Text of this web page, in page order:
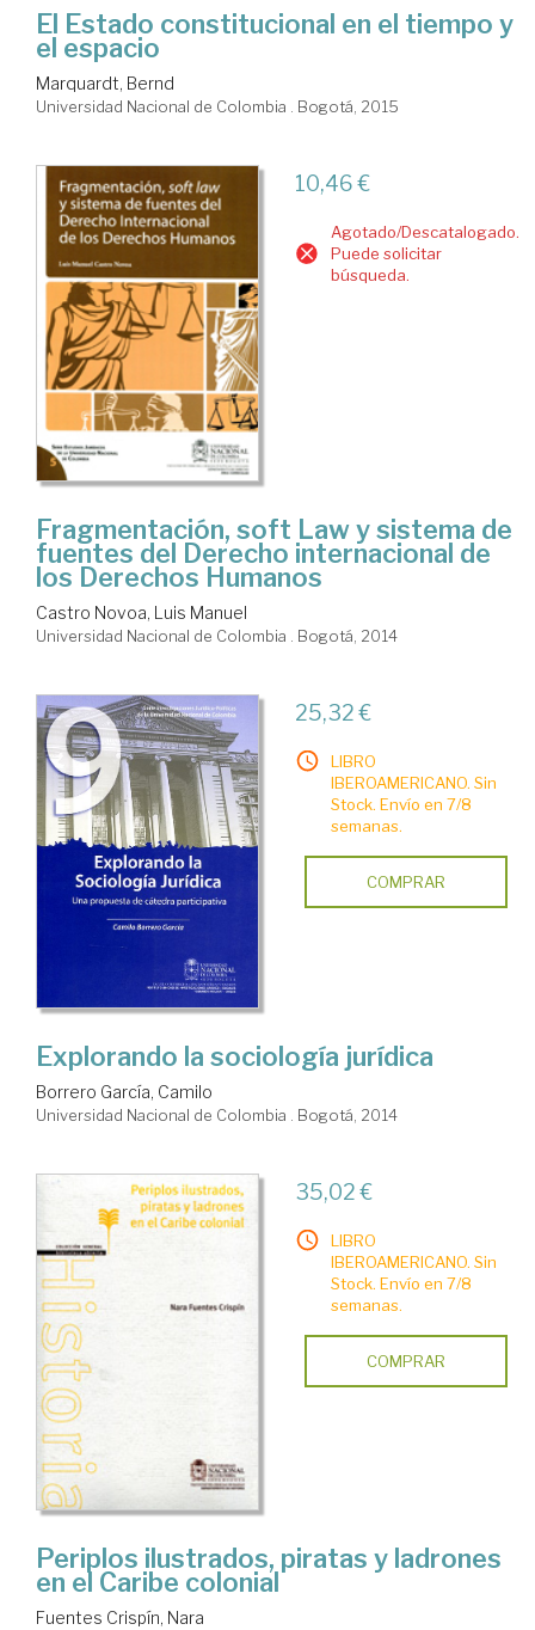
El Estado constitucional en el tiempo y
el espacio
Marquardt, Bernd
Universidad Nacional de Colombia . Bogotá, 2015
10,46 €
Agotado/Descatalogado.
Puede solicitar
búsqueda.
Fragmentación, soft Law y sistema de
fuentes del Derecho internacional de
los Derechos Humanos
Castro Novoa, Luis Manuel
Universidad Nacional de Colombia . Bogotá, 2014
25,32 €
LIBRO
IBEROAMERICANO. Sin
Stock. Envío en 7/8
semanas.
COMPRAR
Explorando la sociología jurídica
Borrero García, Camilo
Universidad Nacional de Colombia . Bogotá, 2014
35,02 €
LIBRO
IBEROAMERICANO. Sin
Stock. Envío en 7/8
semanas.
COMPRAR
Periplos ilustrados, piratas y ladrones
en el Caribe colonial
Fuentes Crispín, Nara